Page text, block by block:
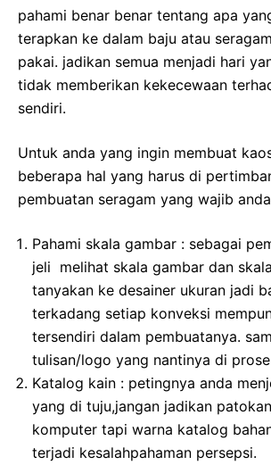
pahami benar benar tentang apa
terapkan ke dalam baju atau
pakai. jadikan semua menjadi hari
tidak memberikan kekecewaan
sendiri.
Untuk anda yang ingin membuat
beberapa hal yang harus di
pembuatan seragam yang wajib
Pahami skala gambar : sebagai
jeli melihat skala gambar dan
tanyakan ke desainer ukuran jadi
terkadang setiap konveksi
tersendiri dalam pembuatanya.
tulisan/logo yang nantinya di
Katalog kain : petingnya anda
yang di tuju,jangan jadikan
komputer tapi warna katalog
terjadi kesalahpahaman persepsi.